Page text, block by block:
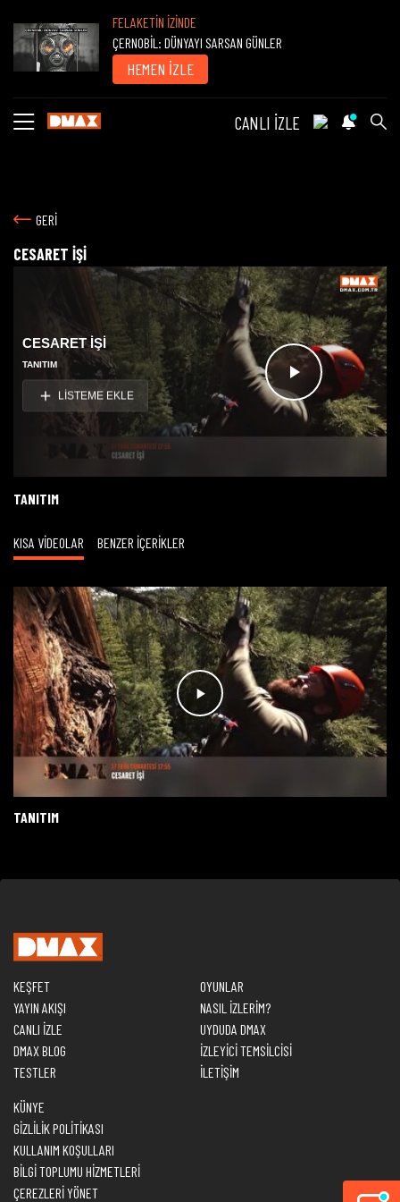
FELAKETİN İZİNDE
ÇERNOBİL: DÜNYAYI SARSAN GÜNLER
HEMEN İZLE
CANLI İZLE
GERİ
CESARET İŞİ
Videoyu
CESARET İŞİ
TANITIM
LİSTEME EKLE
TANITIM
KISA VİDEOLAR BENZER İÇERİKLER
TANITIM
KEŞFET
YAYIN AKIŞI
CANLI İZLE
DMAX BLOG
TESTLER
OYUNLAR
NASIL İZLERİM?
UYDUDA DMAX
İZLEYİCİ TEMSİLCİSİ
İLETİŞİM
KÜNYE
GİZLİLİK POLİTİKASI
KULLANIM KOŞULLARI
BİLGİ TOPLUMU HİZMETLERİ
ÇEREZLERİ YÖNET